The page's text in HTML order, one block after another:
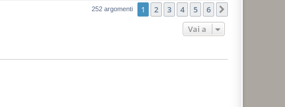
252 argomenti 1 2 3 4 5 6
Vai a